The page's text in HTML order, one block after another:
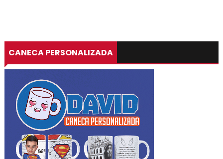
CANECA PERSONALIZADA